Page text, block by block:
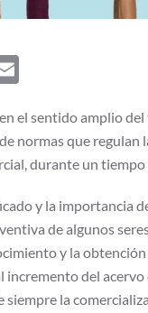
el sentido amplio
normas que regulan
durante un
y la importancia
de algunos
y la
del
siempre la